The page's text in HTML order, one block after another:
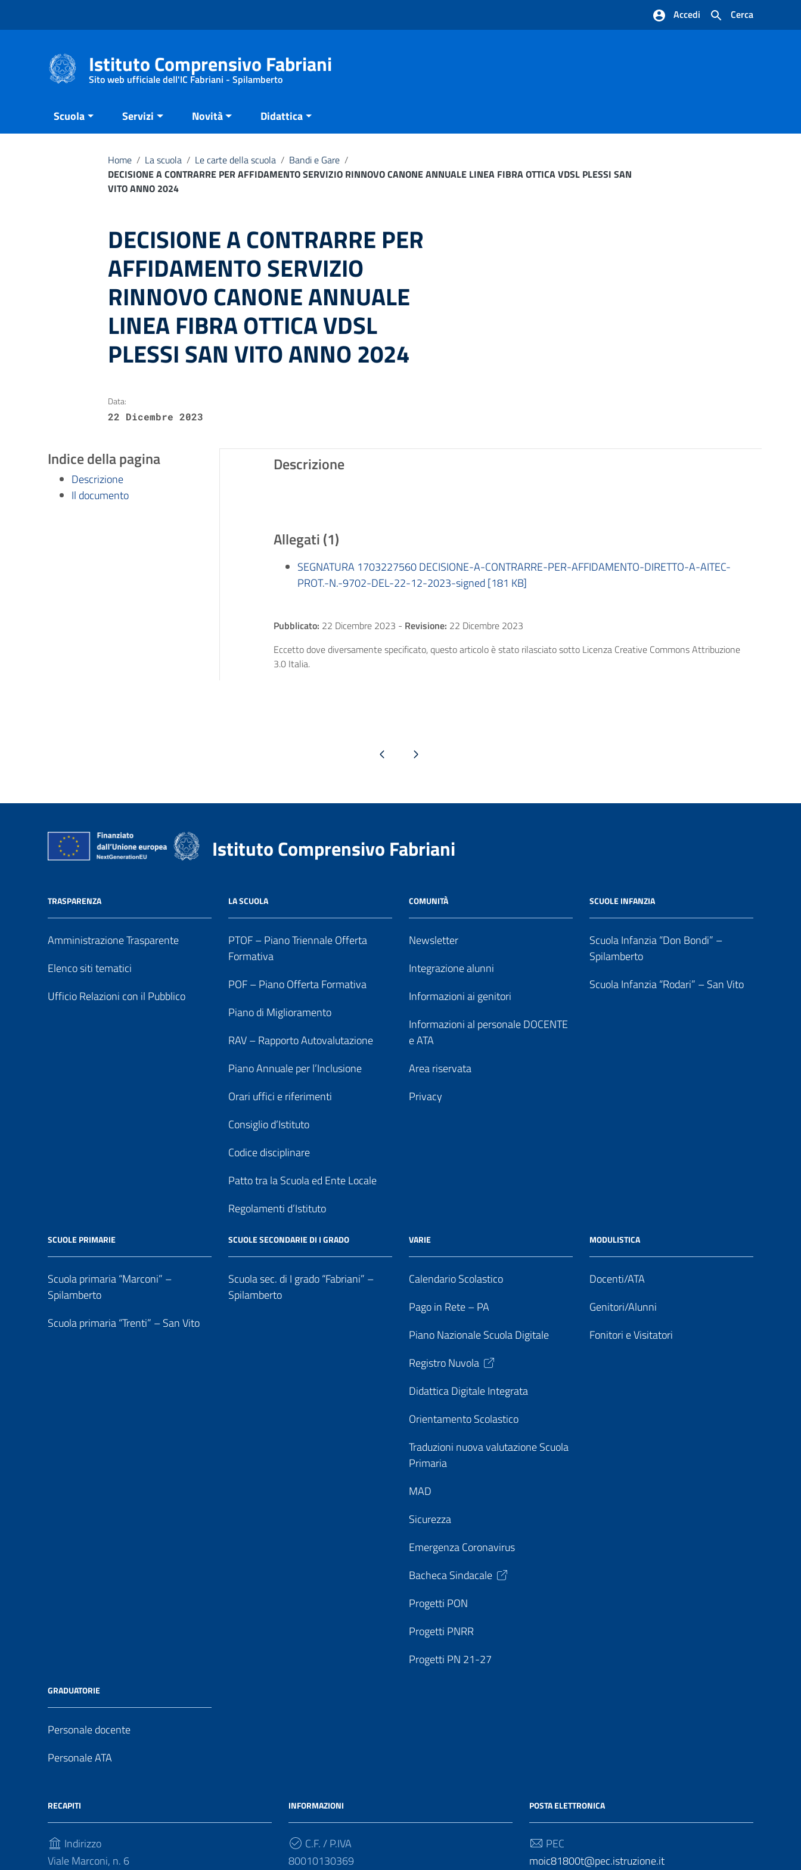
Cerca
Accedi
Istituto Comprensivo Fabriani
Sito web ufficiale dell'IC Fabriani - Spilamberto
Scuola Servizi Novità Didattica
Home / La scuola / Le carte della scuola / Bandi e Gare /
DECISIONE A CONTRARRE PER AFFIDAMENTO SERVIZIO RINNOVO CANONE ANNUALE LINEA FIBRA OTTICA VDSL PLESSI SAN
VITO ANNO 2024
DECISIONE A CONTRARRE PER
AFFIDAMENTO SERVIZIO
RINNOVO CANONE ANNUALE
LINEA FIBRA OTTICA VDSL
PLESSI SAN VITO ANNO 2024
Data:
22 Dicembre 2023
Indice della pagina
Descrizione
Il documento
Descrizione
Allegati (1)
SEGNATURA 1703227560 DECISIONE-A-CONTRARRE-PER-AFFIDAMENTO-DIRETTO-A-AITEC-
PROT.-N.-9702-DEL-22-12-2023-signed [181 KB]
Pubblicato: 22 Dicembre 2023 - Revisione: 22 Dicembre 2023
Eccetto dove diversamente specificato, questo articolo è stato rilasciato sotto Licenza Creative Commons Attribuzione
3.0 Italia.
Pagina precedentePagina successiva
Istituto Comprensivo Fabriani
TRASPARENZA
Amministrazione Trasparente
Elenco siti tematici
Ufficio Relazioni con il Pubblico
LA SCUOLA
PTOF – Piano Triennale Offerta
Formativa
POF – Piano Offerta Formativa
Piano di Miglioramento
RAV – Rapporto Autovalutazione
Piano Annuale per l’Inclusione
Orari uffici e riferimenti
Consiglio d’Istituto
Codice disciplinare
Patto tra la Scuola ed Ente Locale
Regolamenti d’Istituto
COMUNITÀ
Newsletter
Integrazione alunni
Informazioni ai genitori
Informazioni al personale DOCENTE
e ATA
Area riservata
Privacy
SCUOLE INFANZIA
Scuola Infanzia “Don Bondi” –
Spilamberto
Scuola Infanzia “Rodari” – San Vito
SCUOLE PRIMARIE
Scuola primaria “Marconi” –
Spilamberto
Scuola primaria “Trenti” – San Vito
SCUOLE SECONDARIE DI I GRADO
Scuola sec. di I grado “Fabriani” –
Spilamberto
VARIE
Calendario Scolastico
Pago in Rete – PA
Piano Nazionale Scuola Digitale
Registro Nuvola
Didattica Digitale Integrata
Orientamento Scolastico
Traduzioni nuova valutazione Scuola
Primaria
MAD
Sicurezza
Emergenza Coronavirus
Bacheca Sindacale
Progetti PON
Progetti PNRR
Progetti PN 21-27
MODULISTICA
Docenti/ATA
Genitori/Alunni
Fonitori e Visitatori
GRADUATORIE
Personale docente
Personale ATA
RECAPITI
Indirizzo
Viale Marconi, n. 6
INFORMAZIONI
C.F. / P.IVA
80010130369
POSTA ELETTRONICA
PEC
moic81800t@pec.istruzione.it